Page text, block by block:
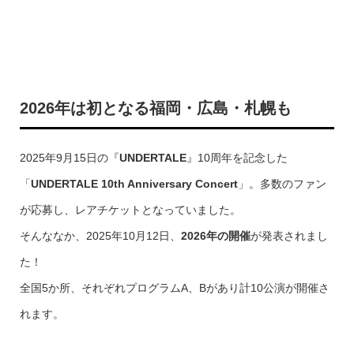
2026年は初となる福岡・広島・札幌も
2025年9月15日の『UNDERTALE』10周年を記念した
「UNDERTALE 10th Anniversary Concert」。多数のファン
が応募し、レアチケットとなっていました。
そんななか、2025年10月12日、 2026年の開催が発表されまし
た！
全国5か所、それぞれプログラムA、Bがあり計10公演が開催さ
れます。